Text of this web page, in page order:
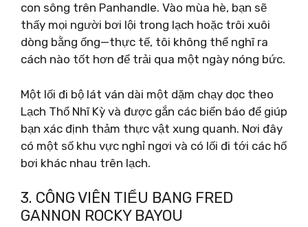
con sông trên Panhandle. Vào mùa hè, bạn sẽ
thấy mọi người bơi lội trong lạch hoặc trôi xuôi
dòng bằng ống—thực tế, tôi không thể nghĩ ra
cách nào tốt hơn để trải qua một ngày nóng bức.
Một lối đi bộ lát ván dài một dặm chạy dọc theo
Lạch Thổ Nhĩ Kỳ và được gắn các biển báo để giúp
bạn xác định thảm thực vật xung quanh. Nơi đây
có một số khu vực nghỉ ngơi và có lối đi tới các hố
bơi khác nhau trên lạch.
3. CÔNG VIÊN TIỂU BANG FRED
GANNON ROCKY BAYOU